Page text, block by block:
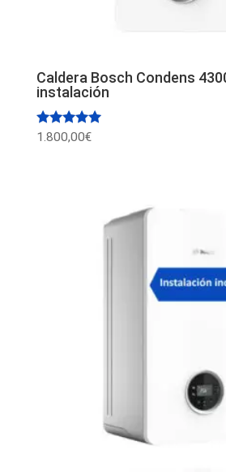
Caldera Bosch Condens
instalación
Valorado
1.800,00€